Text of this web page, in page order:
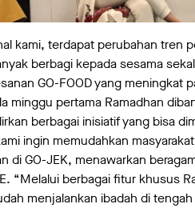
kami, terdapat perubahan tren
berbagi kepada sesama
GO-FOOD yang meningkat
minggu pertama Ramadhan
berbagai inisiatif yang bisa
ingin memudahkan
di GO-JEK, menawarkan
“Melalui berbagai fitur khusus
menjalankan ibadah di